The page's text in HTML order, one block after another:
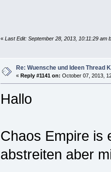
« Last Edit: September 28, 2013, 10:11:29 am
Re: Wuensche und Ideen Thread
« Reply #1141 on: October 07, 2013,
Hallo
Chaos Empire is
abstreiten aber